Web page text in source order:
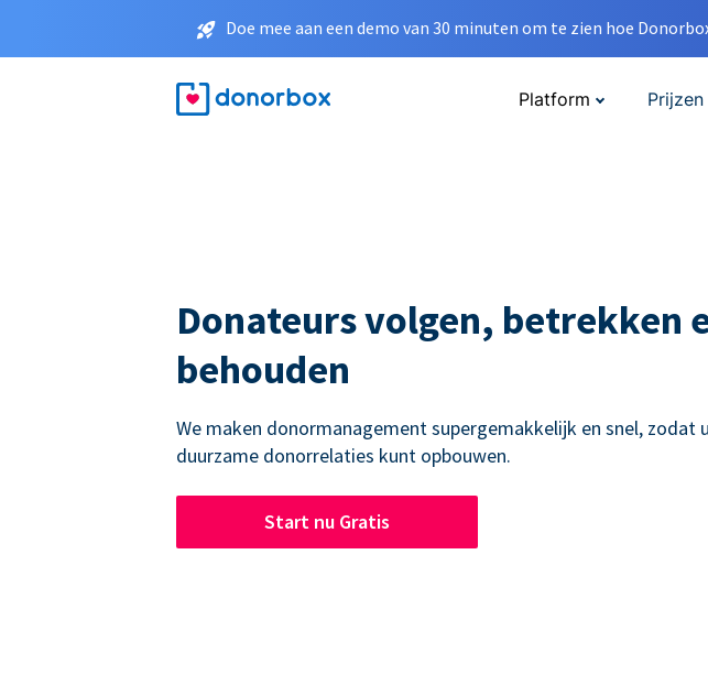
Doe mee aan een demo van 30 minuten om te zien hoe
Platform Prijzen
Donateurs volgen, betrekken
behouden
We maken donormanagement supergemakkelijk en snel, zodat u
duurzame donorrelaties kunt opbouwen.
Start nu Gratis